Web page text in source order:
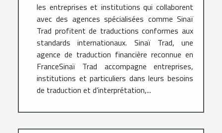
les entreprises et institutions qui collaborent
avec des agences spécialisées comme Sinaï
Trad profitent de traductions conformes aux
standards internationaux. Sinaï Trad, une
agence de traduction financière reconnue en
FranceSinaï Trad accompagne entreprises,
institutions et particuliers dans leurs besoins
de traduction et d’interprétation,...